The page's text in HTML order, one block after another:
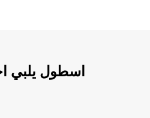
اسطول يلبي